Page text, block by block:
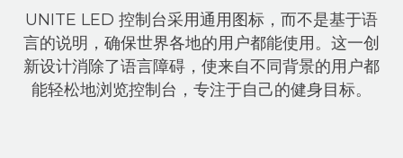
UNITE LED 控制台采用通用图标，而不是基于语
言的说明，确保世界各地的用户都能使用。这一创
新设计消除了语言障碍，使来自不同背景的用户都
能轻松地浏览控制台，专注于自己的健身目标。